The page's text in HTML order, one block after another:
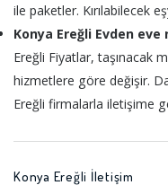
ile paketler. Kırılabilecek
Konya Ereğli Evden
Ereğli Fiyatlar, taşınacak
hizmetlere göre değişir.
Ereğli firmalarla iletişime
Konya Ereğli İletişim